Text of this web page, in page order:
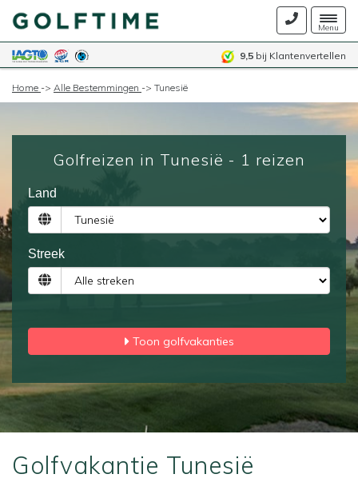
Menu
9,5 bij Klantenvertellen
Home -> Alle Bestemmingen -> Tunesië
Golfreizen in Tunesië - 1 reizen
Land
Streek
Toon golfvakanties
Golfvakantie Tunesië